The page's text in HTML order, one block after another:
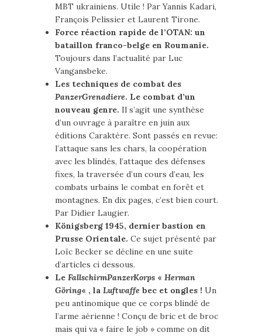
MBT ukrainiens. Utile ! Par Yannis Kadari,
François Pelissier et Laurent Tirone.
Force réaction rapide de l’OTAN: un
bataillon franco-belge en Roumanie.
Toujours dans l’actualité par Luc
Vangansbeke.
Les techniques de combat des
PanzerGrenadiere. Le combat d’un
nouveau genre. Il s’agit une synthèse
d’un ouvrage à paraître en juin aux
éditions Caraktère. Sont passés en revue:
l’attaque sans les chars, la coopération
avec les blindés, l’attaque des défenses
fixes, la traversée d’un cours d’eau, les
combats urbains le combat en forêt et
montagnes. En dix pages, c’est bien court.
Par Didier Laugier.
Königsberg 1945, dernier bastion en
Prusse Orientale. Ce sujet présenté par
Loïc Becker se décline en une suite
d’articles ci dessous.
Le FallschirmPanzerKorps « Herman
Göring« , la Luftwaffe bec et ongles ! Un
peu antinomique que ce corps blindé de
l’arme aérienne ! Conçu de bric et de broc
mais qui va « faire le job » comme on dit